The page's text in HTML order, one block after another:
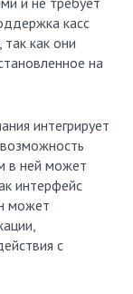
касс
как они
на
интегрирует
в ней может
интерфейс
может
с